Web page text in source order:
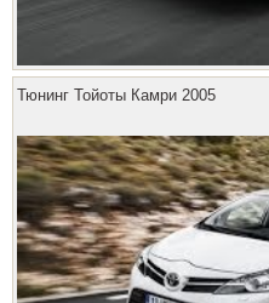
Тюнинг Тойоты Камри 2005